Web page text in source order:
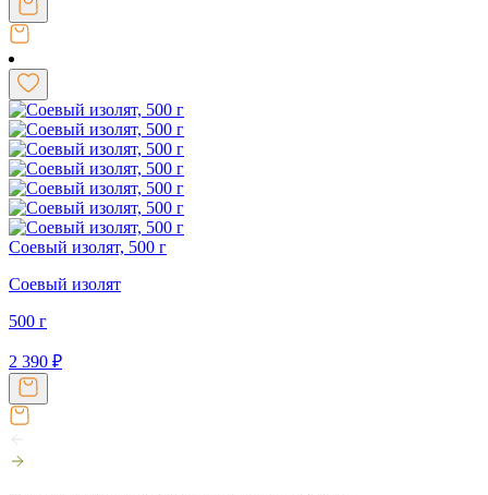
Соевый изолят, 500 г
Соевый изолят
500 г
2 390 ₽